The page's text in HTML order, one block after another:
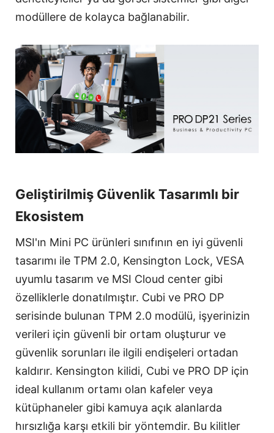
modüllere de kolayca bağlanabilir.
Geliştirilmiş Güvenlik Tasarımlı bir
Ekosistem
MSI'ın Mini PC ürünleri sınıfının en iyi güvenli
tasarımı ile TPM 2.0, Kensington Lock, VESA
uyumlu tasarım ve MSI Cloud center gibi
özelliklerle donatılmıştır. Cubi ve PRO DP
serisinde bulunan TPM 2.0 modülü, işyerinizin
verileri için güvenli bir ortam oluşturur ve
güvenlik sorunları ile ilgili endişeleri ortadan
kaldırır. Kensington kilidi, Cubi ve PRO DP için
ideal kullanım ortamı olan kafeler veya
kütüphaneler gibi kamuya açık alanlarda
hırsızlığa karşı etkili bir yöntemdir. Bu kilitler